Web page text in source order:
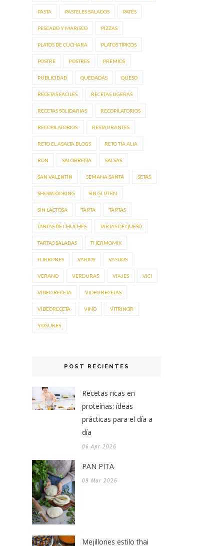
PASTA PASTELES SALADOS PATÉS
PESCADO Y MARISCO PIZZAS
PLATOS DE CUCHARA PLATOS TÍPICOS
POSTRE POSTRES PREMIOS
PUBLICIDAD QUEDADAS QUESO
RECETAS FÁCILES RECETAS LIGERAS
RECETAS SOLIDARIAS RECOPILATORIOS
RECOPILATORIOS. RESTAURANTES
RETO EL ASALTA BLOGS RETO TÍA ALIA
RON SALOBREÑA SALSAS
SAN VALENTÍN SEMANA SANTA SETAS
SHOWCOOKING SIN GLUTEN
SIN LACTOSA TARTA TARTAS
TARTAS DE CHUCHES TARTAS DE QUESO
TARTAS SALADAS THERMOMIX
TURRONES VARIOS VASITOS
VERANO VERDURAS VIAJES VICI
VÍDEO RECETA VIDEO RECETAS
VÍDEORECETA VINO VITRINOR
YOGURES
POST RECIENTES
Recetas ricas en
proteínas: ídeas
prácticas para el día a
día
06 Apr 2026
PAN PITA
09 Mar 2026
Mejillones estilo thai